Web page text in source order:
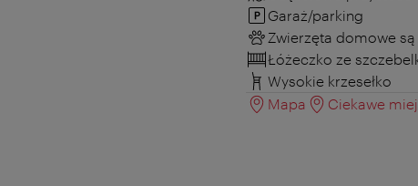
Garaż/parking
Zwierzęta domowe
Łóżeczko ze
Wysokie krzesełko
Mapa
Ciekawe